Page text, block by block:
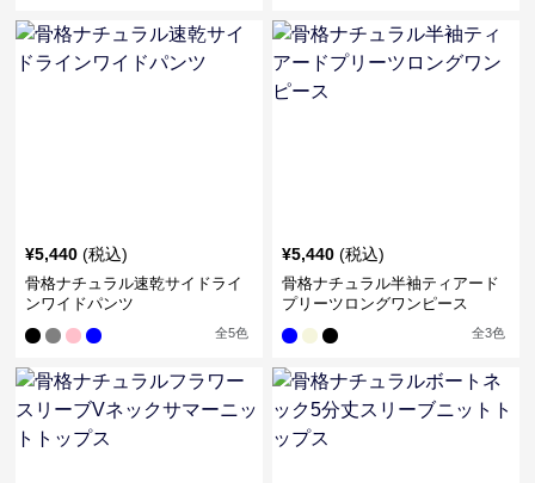
¥5,440 (税込)
骨格ナチュラル速乾サイドライ
ンワイドパンツ
全5色
¥5,440 (税込)
骨格ナチュラル半袖ティアード
プリーツロングワンピース
全3色